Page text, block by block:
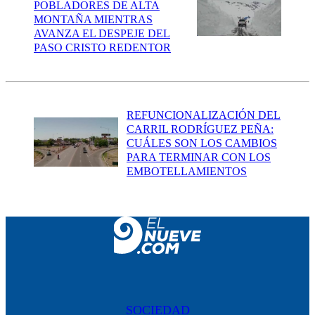
POBLADORES DE ALTA
MONTAÑA MIENTRAS
AVANZA EL DESPEJE DEL
PASO CRISTO REDENTOR
REFUNCIONALIZACIÓN DEL
CARRIL RODRÍGUEZ PEÑA:
CUÁLES SON LOS CAMBIOS
PARA TERMINAR CON LOS
EMBOTELLAMIENTOS
SOCIEDAD